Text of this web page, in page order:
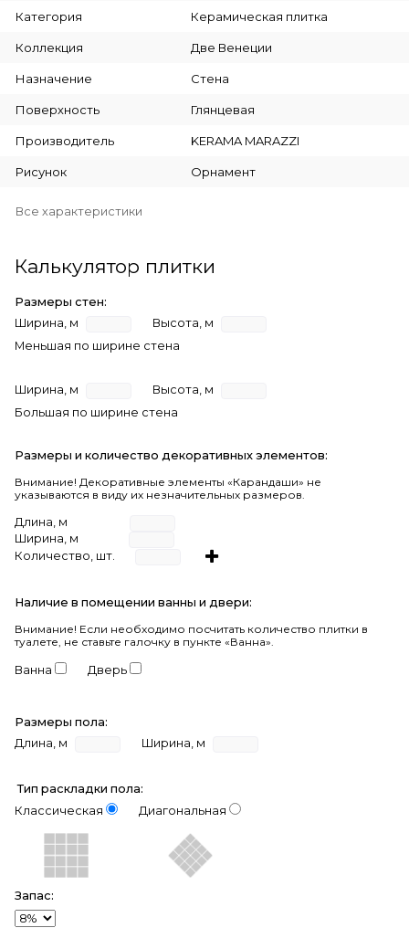
Категория Керамическая плитка
Коллекция Две Венеции
Назначение Стена
Поверхность Глянцевая
Производитель KERAMA MARAZZI
Рисунок Орнамент
Все характеристики
Калькулятор плитки
Размеры стен:
Ширина, м
Высота, м
Меньшая по ширине стена
Ширина, м
Высота, м
Большая по ширине стена
Размеры и количество декоративных элементов:
Внимание! Декоративные элементы «Карандаши» не
указываются в виду их незначительных размеров.
Длина, м
Ширина, м
Количество, шт.
Наличие в помещении ванны и двери:
Внимание! Если необходимо посчитать количество плитки в
туалете, не ставьте галочку в пункте «Ванна».
Ванна Дверь
Размеры пола:
Длина, м
Ширина, м
Тип раскладки пола:
Классическая
Диагональная
Запас: